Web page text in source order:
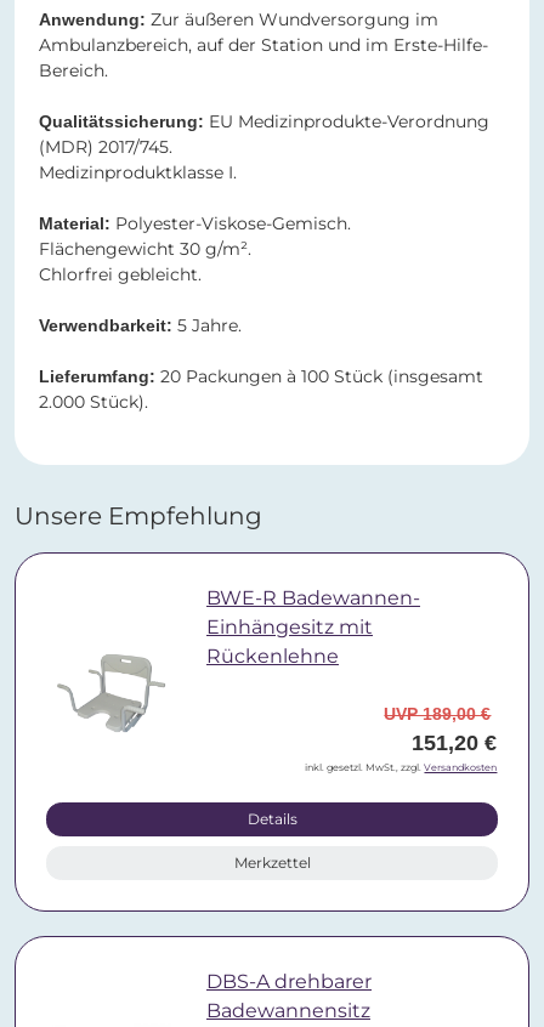
Anwendung: Zur äußeren Wundversorgung im
Ambulanzbereich, auf der Station und im Erste-Hilfe-
Bereich.
Qualitätssicherung: EU Medizinprodukte-Verordnung
(MDR) 2017/745.
Medizinproduktklasse I.
Material: Polyester-Viskose-Gemisch​​​​​​​.
Flächengewicht 30 g/m².
Chlorfrei gebleicht.
Verwendbarkeit: 5 Jahre.
Lieferumfang: 20 Packungen à 100 Stück (insgesamt
2.000 Stück).
Unsere Empfehlung
BWE-R Badewannen-
Einhängesitz mit
Rückenlehne
UVP 189,00 €
151,20 €
inkl. gesetzl. MwSt., zzgl.Versandkosten
Details
Merkzettel
DBS-A drehbarer
Badewannensitz